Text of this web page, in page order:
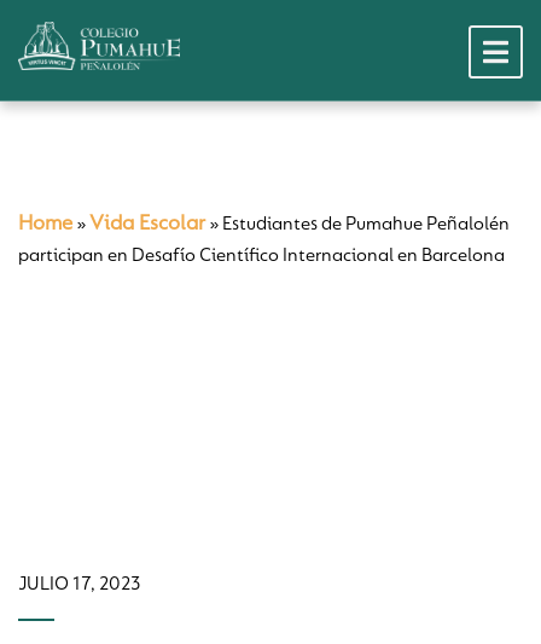
Home » Vida Escolar» Estudiantes de Pumahue Peñalolén
participan en Desafío Científico Internacional en Barcelona
JULIO 17, 2023